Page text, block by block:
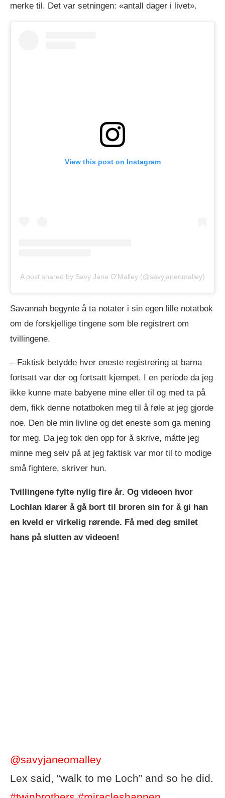
merke til. Det var setningen: «antall dager i livet».
View this post on Instagram
A post shared by Savy Jane O'Malley (@savyjaneomalley)
Savannah begynte å ta notater i sin egen lille notatbok
om de forskjellige tingene som ble registrert om
tvillingene.
– Faktisk betydde hver eneste registrering at barna
fortsatt var der og fortsatt kjempet. I en periode da jeg
ikke kunne mate babyene mine eller til og med ta på
dem, fikk denne notatboken meg til å føle at jeg gjorde
noe. Den ble min livline og det eneste som ga mening
for meg. Da jeg tok den opp for å skrive, måtte jeg
minne meg selv på at jeg faktisk var mor til to modige
små fightere, skriver hun.
Tvillingene fylte nylig fire år. Og videoen hvor
Lochlan klarer å gå bort til broren sin for å gi han
en kveld er virkelig rørende. Få med deg smilet
hans på slutten av videoen!
@savyjaneomalley
Lex said, “walk to me Loch” and so he did.